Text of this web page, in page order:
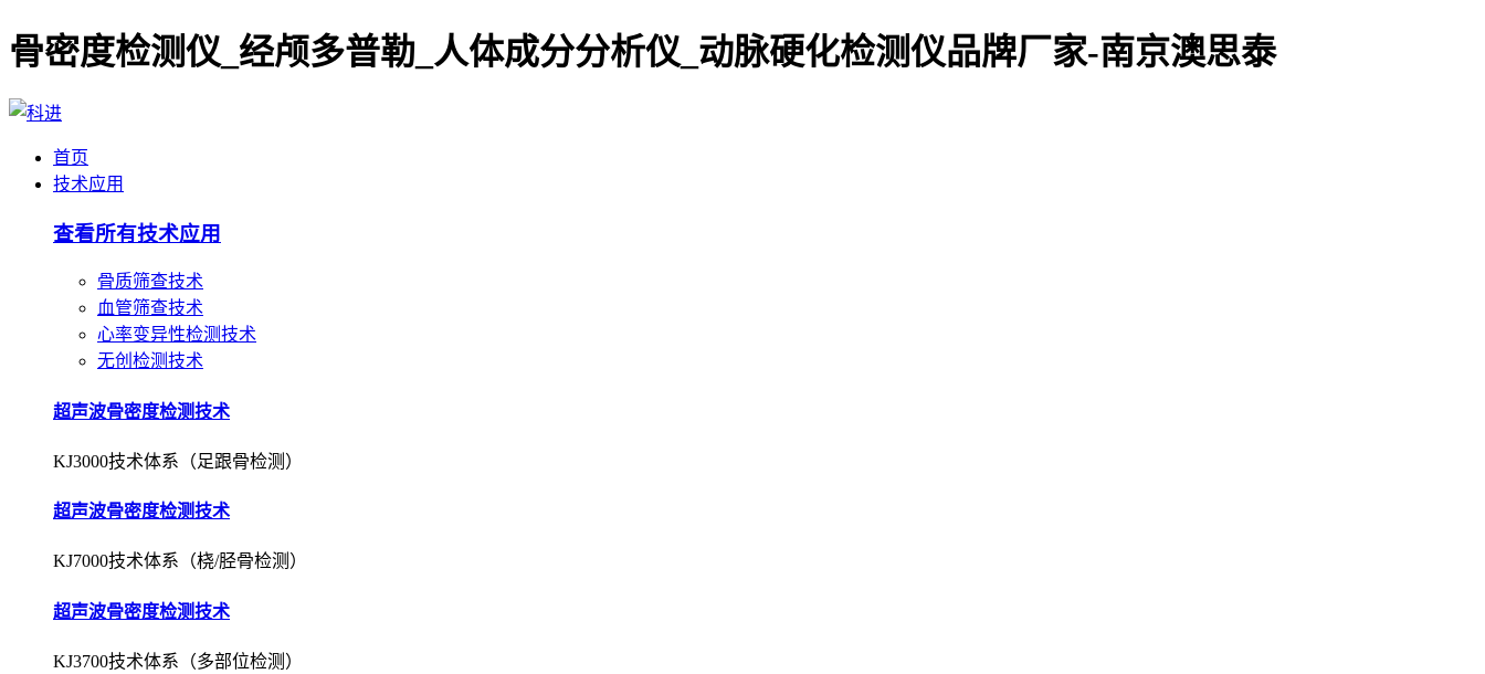
首页
骨质筛查技术
心率变异性检测技术
超声波骨密度检测技术
KJ3000技术体系（足跟骨检测）
超声波骨密度检测技术
KJ7000技术体系（桡/胫骨检测）
超声波骨密度检测技术
KJ3700技术体系（多部位检测）
超声波骨密度检测技术
KJ7000P技术体系（便携式检测）